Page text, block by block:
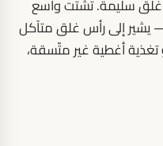
غلق سليمة. تشتّت واسع
يشير إلى رأس غلق متآكل
أغطية غير متّسقة،